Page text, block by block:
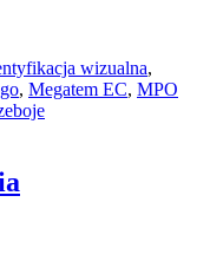
wizualna,
, Megatem EC, MPO